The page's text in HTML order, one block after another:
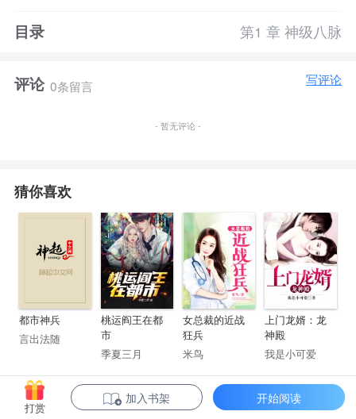
目录 第1 章 神级八脉
评论 0条留言 写评论
- 暂无评论 -
猜你喜欢
都市神兵
言出法随
桃运阎王在都
市
季夏三月
女总裁的近战
狂兵
米鸟
上门龙婿：龙
神殿
我是小可爱
打赏
加入书架 开始阅读